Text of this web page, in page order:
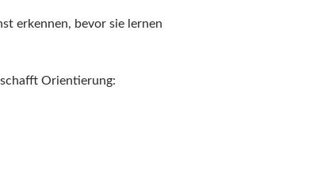
erkennen, bevor sie lernen
Orientierung: